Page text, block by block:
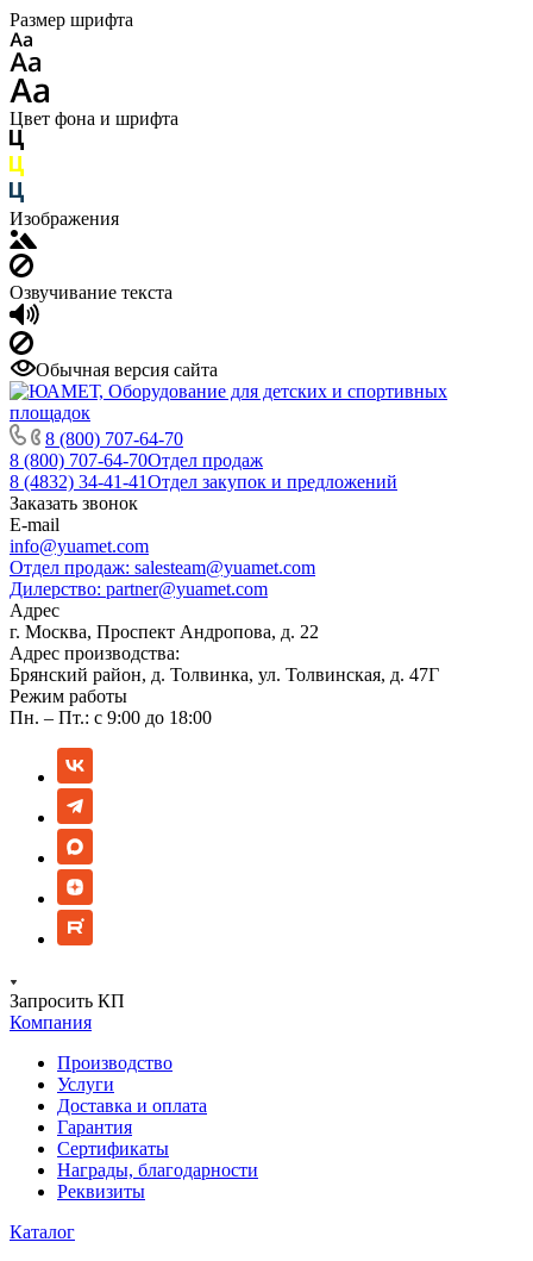
Размер шрифта
Цвет фона и шрифта
Изображения
Озвучивание текста
Обычная версия сайта
8 (800) 707-64-70
8 (800) 707-64-70Отдел продаж
8 (4832) 34-41-41Отдел закупок и предложений
Заказать звонок
E-mail
info@yuamet.com
Отдел продаж: salesteam@yuamet.com
Дилерство: partner@yuamet.com
Адрес
г. Москва, Проспект Андропова, д. 22
Адрес производства:
Брянский район, д. Толвинка, ул. Толвинская, д. 47Г
Режим работы
Пн. – Пт.: с 9:00 до 18:00
Запросить КП
Компания
Производство
Услуги
Доставка и оплата
Гарантия
Сертификаты
Награды, благодарности
Реквизиты
Каталог